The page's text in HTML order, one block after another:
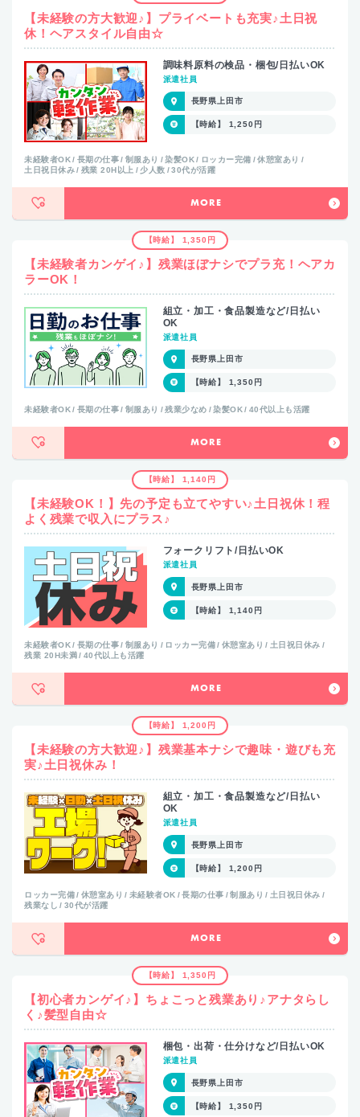
【未経験の方大歓迎♪】プライベートも充実♪土日祝
休！ヘアスタイル自由☆
調味料原料の検品・梱包/日払いOK
派遣社員
長野県上田市
【時給】 1,250円
未経験者OK 長期の仕事 制服あり 染髪OK ロッカー完備
休憩室あり
土日祝日休み
残業 20H以上 少人数 30代が活躍
MORE
【時給】 1,350円
【未経験者カンゲイ♪】残業ほぼナシでプラ充！ヘアカ
ラーOK！
組立・加工・食品製造など/日払い
OK
派遣社員
長野県上田市
【時給】 1,350円
未経験者OK 長期の仕事 制服あり 残業少なめ 染髪OK 40代以上も活躍
MORE
【時給】 1,140円
【未経験OK！】先の予定も立てやすい♪土日祝休！程
よく残業で収入にプラス♪
フォークリフト/日払いOK
派遣社員
長野県上田市
【時給】 1,140円
未経験者OK 長期の仕事 制服あり ロッカー完備 休憩室あり
土日祝日休み
残業 20H未満
40代以上も活躍
MORE
【時給】 1,200円
【未経験の方大歓迎♪】残業基本ナシで趣味・遊びも充
実♪土日祝休み！
組立・加工・食品製造など/日払い
OK
派遣社員
長野県上田市
【時給】 1,200円
ロッカー完備 休憩室あり 未経験者OK 長期の仕事 制服あり
土日祝日休み
残業なし
30代が活躍
MORE
【時給】 1,350円
【初心者カンゲイ♪】ちょこっと残業あり♪アナタらし
く♪髪型自由☆
梱包・出荷・仕分けなど/日払いOK
派遣社員
長野県上田市
【時給】 1,350円